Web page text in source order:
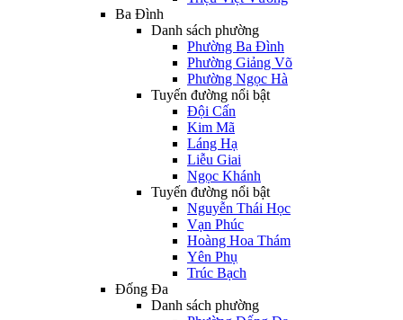
Ba Đình
Danh sách phường
Phường Ba Đình
Phường Giảng Võ
Phường Ngọc Hà
Tuyến đường nổi bật
Đội Cấn
Kim Mã
Láng Hạ
Liễu Giai
Ngọc Khánh
Tuyến đường nổi bật
Nguyễn Thái Học
Vạn Phúc
Hoàng Hoa Thám
Yên Phụ
Trúc Bạch
Đống Đa
Danh sách phường